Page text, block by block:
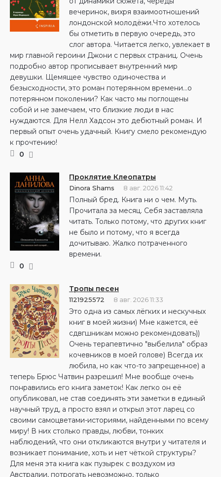
вечеринок, вихря взаимоотношений
лондонской молодёжи.Что хотелось
бы отметить в первую очередь, это
слог автора. Читается легко, увлекает в
мир главной героини Джони с первых страниц. Очень
подробно автор прописывает внутренний мир
девушки. Щемящее чувство одиночества и
безысходности, это роман потерянном времени...о
потерянном поколении? Как часто мы поглощены
собой и не замечаем, что близкие люди в нас
нуждаются. Для Нелл Хадсон это дебютный роман. И
первый опыт очень удачный. Книгу смело рекомендую
к прочтению!
0
Проклятие Клеопатры
Dinora Shams 8 авг. 2026 11:42
Полный бред. Книга ни о чем. Муть.
Прочитала за месяц. Себя заставляла
читать. Только потому, что других книг
не было и потому, что я всегда
дочитываю. Жалко потраченного
времени.
0
Тропы песен
1121925572 8 авг. 2026 11:33
Это одна из самых лëгких и нескучных
книг в моей жизни) Мне кажется, её
сдвгшникам можно рекомендовать))
Очень терапевтично "выбелила" образ
кочевников в моей голове) Всегда их
любила, но как что-то запрещенное) а
теперь Брюс Чатвин разрешил! Мне вообще очень
понравились его книга заметок! Как легко он её
опубликовал, не став соединять эти заметки в единый
научный труд, а просто взял и открыл этот ларец со
своими самоцветами-историями, найденными по всему
миру! В них столько правды, любви, тонких
наблюдений, что они откликаются внутри у читателя и
возникает понимание, хоть и нет чёткой структуры?
Для меня эта книга как пузырек с воздухом из
Австралии, потрогать невозможно, только